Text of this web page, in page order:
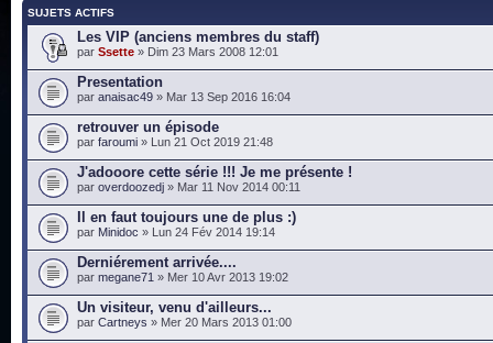
SUJETS ACTIFS
Les VIP (anciens membres du staff)
par Ssette » Dim 23 Mars 2008 12:01
Presentation
par anaisac49 » Mar 13 Sep 2016 16:04
retrouver un épisode
par faroumi » Lun 21 Oct 2019 21:48
J'adooore cette série !!! Je me présente !
par overdoozedj » Mar 11 Nov 2014 00:11
Il en faut toujours une de plus :)
par Minidoc » Lun 24 Fév 2014 19:14
Derniérement arrivée....
par megane71 » Mer 10 Avr 2013 19:02
Un visiteur, venu d'ailleurs...
par Cartneys » Mer 20 Mars 2013 01:00